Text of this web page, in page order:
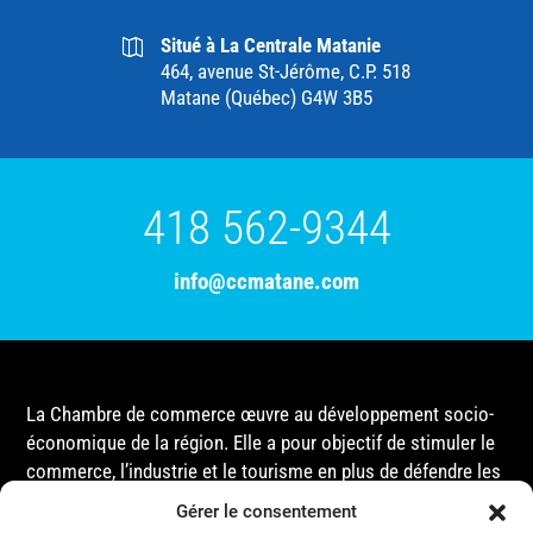
Gérer le consentement
Situé à La Centrale Matanie
464, avenue St-Jérôme, C.P. 518
Matane (Québec) G4W 3B5
418 562-9344
info@ccmatane.com
La Chambre de commerce œuvre au développement socio-
économique de la région. Elle a pour objectif de stimuler le
commerce, l’industrie et le tourisme en plus de défendre les
intérêts de ses membres et de l’ensemble de la